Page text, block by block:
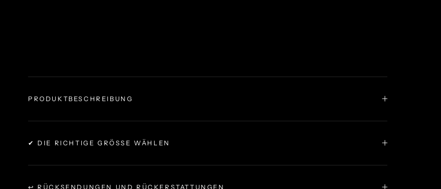
PRODUKTBESCHREIBUNG
✔ DIE RICHTIGE GRÖSSE WÄHLEN
↩ RÜCKSENDUNGEN UND RÜCKERSTATTUNGEN